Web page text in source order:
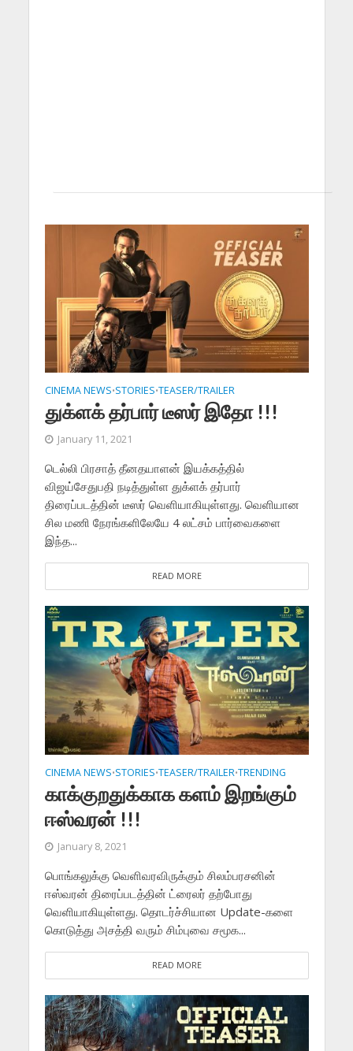
CINEMA NEWS•STORIES•TEASER/TRAILER
துக்ளக் தர்பார் டீஸர் இதோ !!!
January 11, 2021
டெல்லி பிரசாத் தீனதயாளன் இயக்கத்தில்
விஜய்சேதுபதி நடித்துள்ள துக்ளக் தர்பார்
திரைப்படத்தின் டீஸர் வெளியாகியுள்ளது. வெளியான
சில மணி நேரங்களிலேயே 4 லட்சம் பார்வைகளை
இந்த...
READ MORE
CINEMA NEWS•STORIES•TEASER/TRAILER•TRENDING
காக்குறதுக்காக களம் இறங்கும்
ஈஸ்வரன் !!!
January 8, 2021
பொங்கலுக்கு வெளிவரவிருக்கும் சிலம்பரசனின்
ஈஸ்வரன் திரைப்படத்தின் ட்ரைலர் தற்போது
வெளியாகியுள்ளது. தொடர்ச்சியான Update-களை
கொடுத்து அசத்தி வரும் சிம்புவை சமூக...
READ MORE